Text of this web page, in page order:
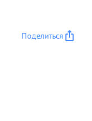
Поделиться